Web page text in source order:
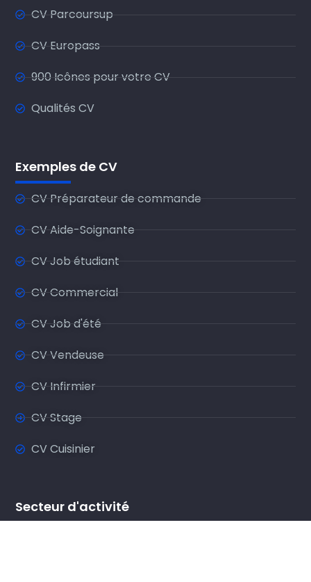
CV Parcoursup
CV Europass
900 Icônes pour votre CV
Qualités CV
Exemples de CV
CV Préparateur de commande
CV Aide-Soignante
CV Job étudiant
CV Commercial
CV Job d'été
CV Vendeuse
CV Infirmier
CV Stage
CV Cuisinier
Secteur d'activité